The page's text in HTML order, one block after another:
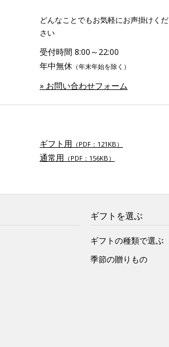
どんなことでもお気軽にお声掛けくだ
さい
受付時間 8:00～22:00
年中無休 （年末年始を除く）
» お問い合わせフォーム
ギフト用 （PDF：121KB）
通常用 （PDF：156KB）
ギフトを選ぶ
ギフトの種類で選ぶ
季節の贈りもの